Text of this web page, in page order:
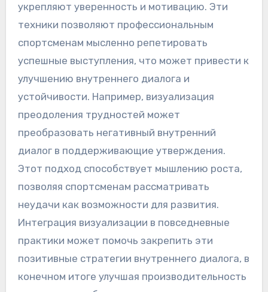
укрепляют уверенность и мотивацию. Эти
техники позволяют профессиональным
спортсменам мысленно репетировать
успешные выступления, что может привести к
улучшению внутреннего диалога и
устойчивости. Например, визуализация
преодоления трудностей может
преобразовать негативный внутренний
диалог в поддерживающие утверждения.
Этот подход способствует мышлению роста,
позволяя спортсменам рассматривать
неудачи как возможности для развития.
Интеграция визуализации в повседневные
практики может помочь закрепить эти
позитивные стратегии внутреннего диалога, в
конечном итоге улучшая производительность